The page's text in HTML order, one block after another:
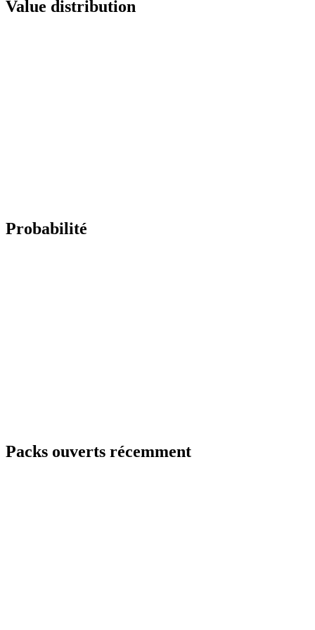
Value distribution
Probabilité
Packs ouverts récemment